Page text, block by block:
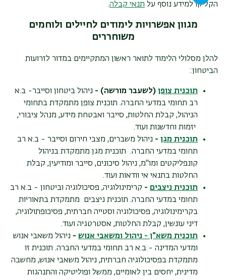
הקליקו למידע נוסף על תנאי קבלה.
מגוון אפשרויות לימודים לחיילים ולוחמים
משוחררים
להלן מסלולי הלימוד לתואר ראשון המתקיימים במדור לזרועות
הביטחון:
תוכנית צופן (לשעבר מורשה) - ניהול ביטחון וסייבר- ב.א
רב תחומי במדעי החברה. תוכנית צופן מתמקדת בתחומי
הניהול, קבלת החלטות, סייבר ואבטחת מידע, מנהל ציבורי,
יזמות וחדשנות ועוד.
תוכנית מגן - ניהול משברים, מצבי חירום וסייבר - ב.א רב
תחומי במדעי החברה. תוכנית מגן מתמקדת בניהול
קונפליקטים ומו"מ, ניהול סיכונים, סייבר ומודיעין, קבלת
החלטות בתנאי אי וודאות ועוד.
תוכנית ניצבים - קרימינולוגיה, פסיכולוגיה וביטחון - ב.א רב
תחומי במדעי החברה. תוכנית ניצבים מתמקדת בתאוריות
בקרימינולוגיה, פסיכולוגיה וסטייה חברתית, פסיכופתולוגיה,
דיני עונשין, קבלת החלטות, אסטרטגיה ועוד.
תוכנית משא"ן - ניהול ומשאבי אנוש - ניהול משאבי אנוש
ומדעי המדינה - ב.א רב תחומי במדעי החברה. תוכנית זו
מתמקדת בפסיכולוגיה חברתית, ניהול משאבי אנוש, מחשבה
מדינית, יחסים בין לאומיים, ממשל ופוליטיקה והתנהגות